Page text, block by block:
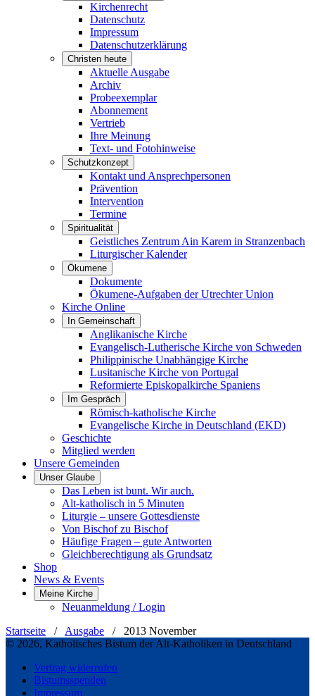
Kirchenrecht
Datenschutz
Impressum
Datenschutzerklärung
Christen heute
Aktuelle Ausgabe
Archiv
Probeexemplar
Abonnement
Vertrieb
Ihre Meinung
Text- und Fotohinweise
Schutzkonzept
Kontakt und Ansprechpersonen
Prävention
Intervention
Termine
Spiritualität
Geistliches Zentrum Ain Karem in Stranzenbach
Liturgischer Kalender
Ökumene
Dokumente
Ökumene-Aufgaben der Utrechter Union
Kirche Online
In Gemeinschaft
Anglikanische Kirche
Evangelisch-Lutherische Kirche von Schweden
Philippinische Unabhängige Kirche
Lusitanische Kirche von Portugal
Reformierte Episkopalkirche Spaniens
Im Gespräch
Römisch-katholische Kirche
Evangelische Kirche in Deutschland (EKD)
Geschichte
Mitglied werden
Unsere Gemeinden
Unser Glaube
Das Leben ist bunt. Wir auch.
Alt-katholisch in 5 Minuten
Liturgie – unsere Gottesdienste
Von Bischof zu Bischof
Häufige Fragen – gute Antworten
Gleichberechtigung als Grundsatz
Shop
News & Events
Meine Kirche
Neuanmeldung / Login
Startseite / Ausgabe / 2013 November
© 2026, Katholisches Bistum der Alt-Katholiken in Deutschland
Vertrag widerrufen
Bistumsspenden
Impressum